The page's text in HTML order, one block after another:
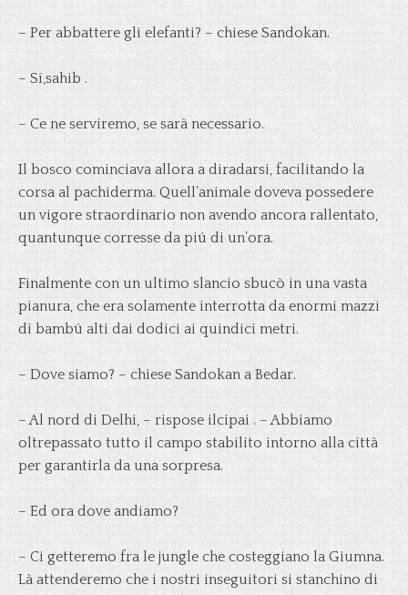
– Per abbattere gli elefanti? – chiese Sandokan.
– Sí,sahib .
– Ce ne serviremo, se sarà necessario.
Il bosco cominciava allora a diradarsi, facilitando la
corsa al pachiderma. Quell’animale doveva possedere
un vigore straordinario non avendo ancora rallentato,
quantunque corresse da piú di un’ora.
Finalmente con un ultimo slancio sbucò in una vasta
pianura, che era solamente interrotta da enormi mazzi
di bambú alti dai dodici ai quindici metri.
– Dove siamo? – chiese Sandokan a Bedar.
– Al nord di Delhi, – rispose ilcipai . – Abbiamo
oltrepassato tutto il campo stabilito intorno alla città
per garantirla da una sorpresa.
– Ed ora dove andiamo?
– Ci getteremo fra le jungle che costeggiano la Giumna.
Là attenderemo che i nostri inseguitori si stanchino di